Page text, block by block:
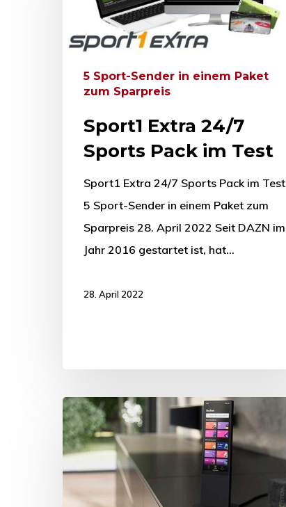
5 Sport-Sender in einem Paket
zum Sparpreis
Sport1 Extra 24/7
Sports Pack im Test
Sport1 Extra 24/7 Sports Pack im Test
5 Sport-Sender in einem Paket zum
Sparpreis 28. April 2022 Seit DAZN im
Jahr 2016 gestartet ist, hat…
28. April 2022